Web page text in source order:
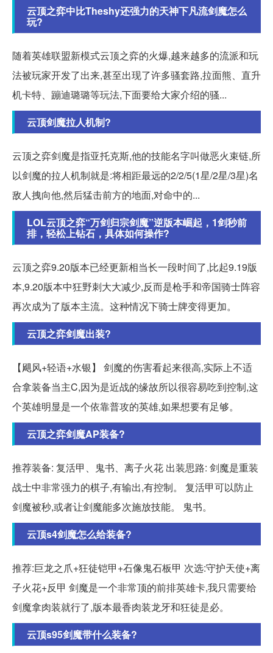
云顶之弈中比Theshy还强力的天神下凡流剑魔怎么
玩?
随着英雄联盟新模式云顶之弈的火爆,越来越多的流派和玩
法被玩家开发了出来,甚至出现了许多骚套路,拉面熊、直升
机卡特、蹦迪璐璐等玩法,下面要给大家介绍的骚...
云顶剑魔拉人机制?
云顶之弈剑魔是指亚托克斯,他的技能名字叫做恶火束链,所
以剑魔的拉人机制就是:将相距最远的2/2/5(1星/2星/3星)名
敌人拽向他,然后猛击前方的地面,对命中的...
LOL云顶之弈“万剑归宗剑魔”逆版本崛起，1剑秒前
排，轻松上钻石，具体如何操作?
云顶之弈9.20版本已经更新相当长一段时间了,比起9.19版
本,9.20版本中狂野刺大大减少,反而是枪手和帝国骑士阵容
再次成为了版本主流。这种情况下骑士牌变得更加。
云顶之弈剑魔出装?
【飓风+轻语+水银】 剑魔的伤害看起来很高,实际上不适
合拿装备当主C,因为是近战的缘故所以很容易吃到控制,这
个英雄明显是一个依靠普攻的英雄,如果想要有足够。
云顶之弈剑魔AP装备?
推荐装备: 复活甲、鬼书、离子火花 出装思路: 剑魔是重装
战士中非常强力的棋子,有输出,有控制。 复活甲可以防止
剑魔被秒,或者让剑魔能多次施放技能。 鬼书。
云顶s4剑魔怎么给装备?
推荐:巨龙之爪+狂徒铠甲+石像鬼石板甲 次选:守护天使+离
子火花+反甲 剑魔是一个非常顶的前排英雄卡,我只需要给
剑魔拿肉装就行了,版本最香肉装龙牙和狂徒是必。
云顶s95剑魔带什么装备?